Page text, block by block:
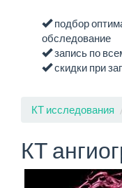
подбор
обследование
запись по
скидки при
КТ исследования
КТ